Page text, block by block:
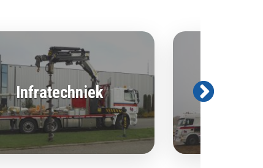
Infratechniek